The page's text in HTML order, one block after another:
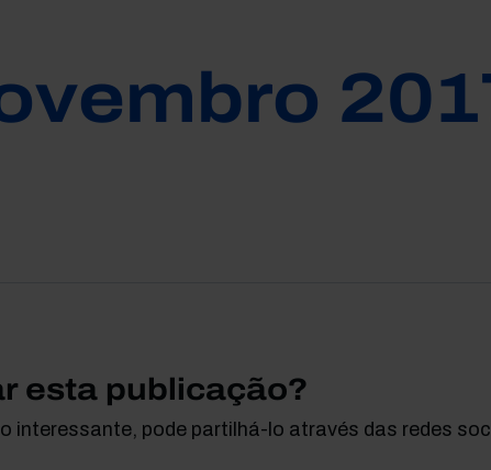
esta publicação?
interessante, pode partilhá-lo através das redes